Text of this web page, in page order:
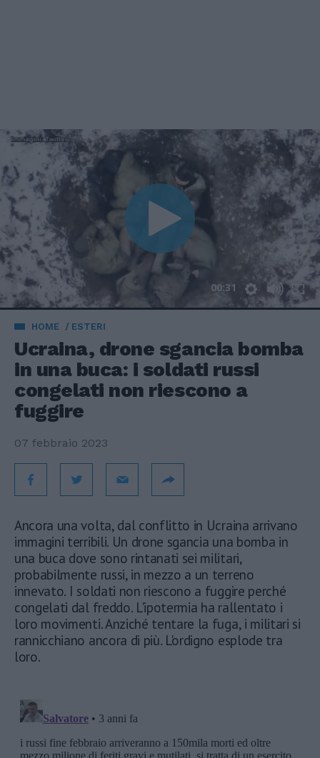
00:00 00:31
HOME ESTERI
Ucraina, drone sgancia bomba
in una buca: i soldati russi
congelati non riescono a
fuggire
07 febbraio 2023
Ancora una volta, dal conflitto in Ucraina arrivano
immagini terribili. Un drone sgancia una bomba in
una buca dove sono rintanati sei militari,
probabilmente russi, in mezzo a un terreno
innevato. I soldati non riescono a fuggire perché
congelati dal freddo. L'ipotermia ha rallentato i
loro movimenti. Anziché tentare la fuga, i militari si
rannicchiano ancora di più. L'ordigno esplode tra
loro.